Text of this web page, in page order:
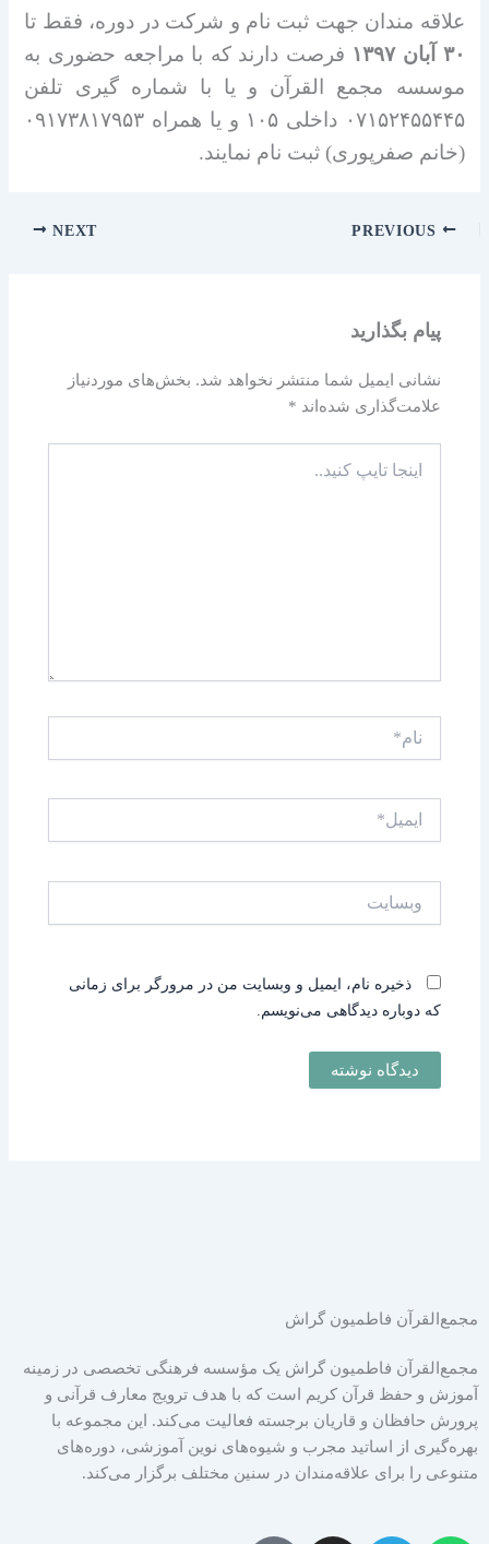
علاقه مندان جهت ثبت نام و شرکت در دوره، فقط تا
۳۰ آبان ۱۳۹۷
فرصت دارند که با مراجعه حضوری به
موسسه مجمع القرآن و یا با شماره گیری تلفن
۰۷۱۵۲۴۵۵۴۴۵ داخلی ۱۰۵ و یا همراه ۰۹۱۷۳۸۱۷۹۵۳
(خانم صفرپوری) ثبت نام نمایند.
NEXT
پیام بگذارید
نشانی ایمیل شما منتشر نخواهد شد. بخش‌های موردنیاز
علامت‌گذاری شده‌اند *
تایپ
ذخیره نام، ایمیل و وبسایت من در مرورگر برای زمانی
که دوباره دیدگاهی می‌نویسم.
مجمع‌القرآن فاطمیون گراش
مجمع‌القرآن فاطمیون گراش یک مؤسسه فرهنگی تخصصی در زمینه
آموزش و حفظ قرآن کریم است که با هدف ترویج معارف قرآنی و
پرورش حافظان و قاریان برجسته فعالیت می‌کند. این مجموعه با
بهره‌گیری از اساتید مجرب و شیوه‌های نوین آموزشی، دوره‌های
متنوعی را برای علاقه‌مندان در سنین مختلف برگزار می‌کند.